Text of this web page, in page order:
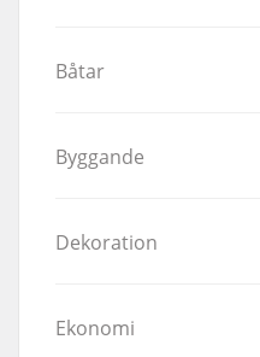
Båtar
Byggande
Dekoration
Ekonomi